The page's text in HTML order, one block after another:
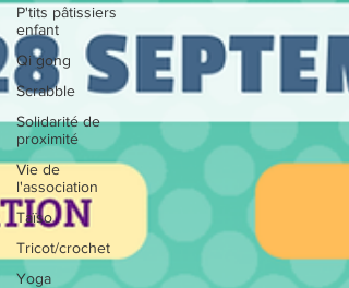
P'tits pâtissiers
enfant
Qi gong
Scrabble
Solidarité de
proximité
Vie de
l'association
Taïso
Tricot/crochet
Yoga